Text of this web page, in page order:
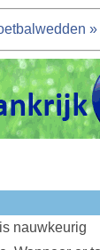
»
nauwkeurig